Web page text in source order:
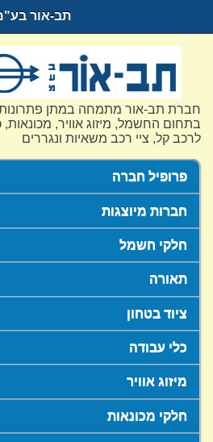
תב-אור
חברת תב-אור מתמחה במתן פתרונות
בתחום החשמל, מיזוג אוויר, מכונאות,
לרכב קל, ציי רכב משאיות ונגררים
פרופיל חברה
חברות מיוצגות
חלקי חשמל
תאורה
ציוד בטחון
כלי עבודה
מיזוג אוויר
חלקי מכונאות